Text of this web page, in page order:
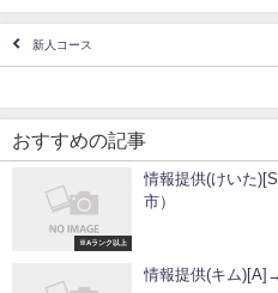
新人コース
おすすめの記事
※Aランク以上
情報提供(けいた
市）
情報提供(キム